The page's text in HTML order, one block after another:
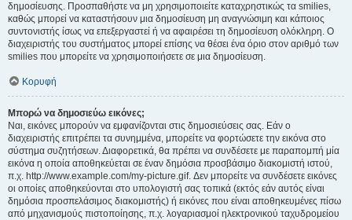
δημοσίευσης. Προσπαθήστε να μη χρησιμοποιείτε καταχρηστικώς τα smilies,
καθώς μπορεί να καταστήσουν μια δημοσίευση μη αναγνώσιμη και κάποιος
συντονιστής ίσως να επεξεργαστεί ή να αφαιρέσει τη δημοσίευση ολόκληρη. Ο
διαχειριστής του συστήματος μπορεί επίσης να θέσει ένα όριο στον αριθμό των
smilies που μπορείτε να χρησιμοποιήσετε σε μια δημοσίευση.
Κορυφή
Μπορώ να δημοσιεύω εικόνες;
Ναι, εικόνες μπορούν να εμφανίζονται στις δημοσιεύσεις σας. Εάν ο
διαχειριστής επιτρέπει τα συνημμένα, μπορείτε να φορτώσετε την εικόνα στο
σύστημα συζητήσεων. Διαφορετικά, θα πρέπει να συνδέσετε με παραπομπή μία
εικόνα η οποία αποθηκεύεται σε έναν δημόσια προσβάσιμο διακομιστή ιστού,
π.χ. http://www.example.com/my-picture.gif. Δεν μπορείτε να συνδέσετε εικόνες
οι οποίες αποθηκεύονται στο υπολογιστή σας τοπικά (εκτός εάν αυτός είναι
δημόσια προσπελάσιμος διακομιστής) ή εικόνες που είναι αποθηκευμένες πίσω
από μηχανισμούς πιστοποίησης, π.χ. λογαριασμοί ηλεκτρονικού ταχυδρομείου